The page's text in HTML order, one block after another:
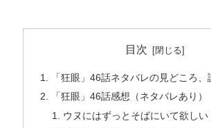
目次
「狂眼」46話ネタバレの見どころ、
「狂眼」46話感想（ネタバレあり）
ウヌにはずっとそばにいて欲しい